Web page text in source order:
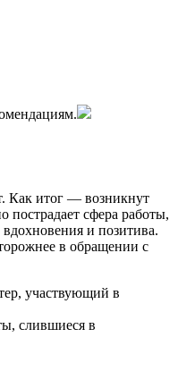
Как итог — возникнут
пострадает сфера работы,
и позитива.
в обращении с
участвующий в
слившиеся в